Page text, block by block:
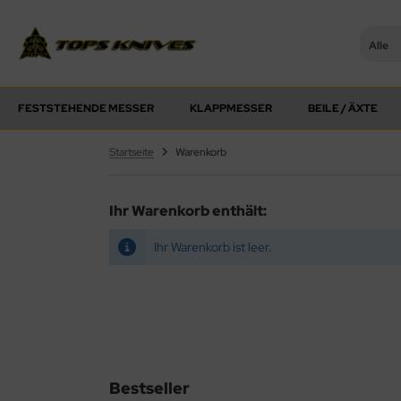
Alle
FESTSTEHENDE MESSER KLAPPMESSER BEILE / ÄXTE
Startseite Warenkorb
Ihr Warenkorb enthält:
Ihr Warenkorb ist leer.
Bestseller
Knives